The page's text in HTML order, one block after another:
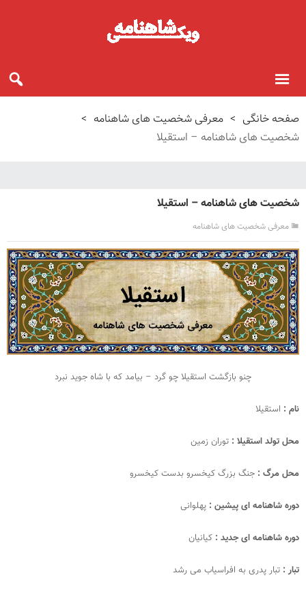
صفحه خانگی > معرفی شخصیت های شاهنامه >
شخصیت های شاهنامه – استقیلا
شخصیت های شاهنامه – استقیلا
معرفی شخصیت های شاهنامه
چنو بازگشت استقیلا چو گرد – بیامد که با شاه جوید نبرد
نام : استقیلا
محل تولد استقیلا : توران زمین
محل مرگ : جنگ بزرگ کیخسرو بدست کیخسرو
دوره شاهنامه ای پیشین : پهلوانی
دوره شاهنامه ای جدید : کیانیان
تبار : تبار پدری به افراسیاب می رشد